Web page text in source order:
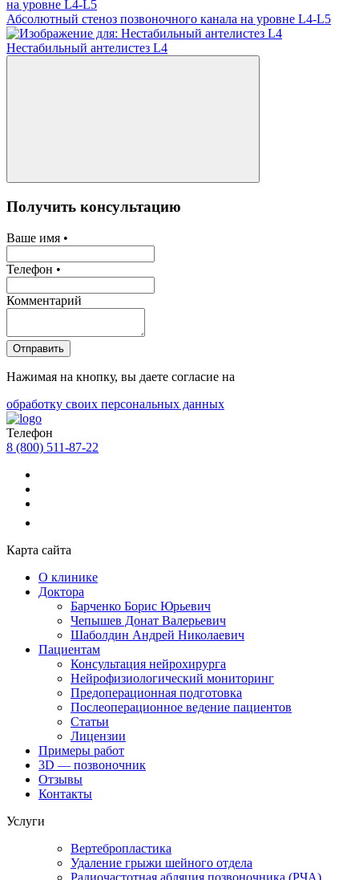
Абсолютный стеноз позвоночного канала на уровне L4-L5
Нестабильный антелистез L4
Получить консультацию
Ваше имя •
Телефон •
Комментарий
Отправить
Нажимая на кнопку, вы даете согласие на
обработку своих персональных данных
Телефон
8 (800) 511-87-22
Карта сайта
О клинике
Доктора
Барченко Борис Юрьевич
Чепышев Донат Валерьевич
Шаболдин Андрей Николаевич
Пациентам
Консультация нейрохирурга
Нейрофизиологический мониторинг
Предоперационная подготовка
Послеоперационное ведение пациентов
Статьи
Лицензии
Примеры работ
3D — позвоночник
Отзывы
Контакты
Услуги
Вертебропластика
Удаление грыжи шейного отдела
Радиочастотная абляция позвоночника (РЧА)